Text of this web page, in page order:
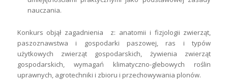
nauczania.
Konkurs objął zagadnienia z: anatomii i fizjologii zwierząt,
paszoznawstwa i gospodarki paszowej, ras i typów
użytkowych zwierząt gospodarskich, żywienia zwierząt
gospodarskich, wymagań klimatyczno-glebowych roślin
uprawnych, agrotechniki i zbioru i przechowywania plonów.